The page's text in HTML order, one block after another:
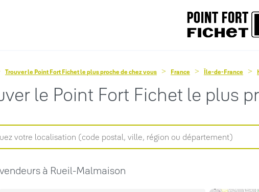
Trouver le Point Fort Fichet le plus proche de chez vous France Île-de-France
le Point Fort Fichet le plus
à Rueil-Malmaison